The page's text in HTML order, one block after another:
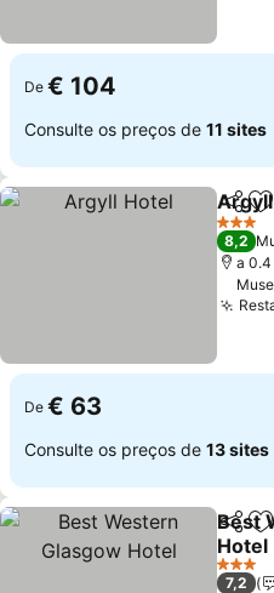
De € 104
Consulte os preços de 11 sites
3 Estrelas
8,2
a 0.4
De € 63
Consulte os preços de 13 sites
Best
Hotel
Ver
3
7,2